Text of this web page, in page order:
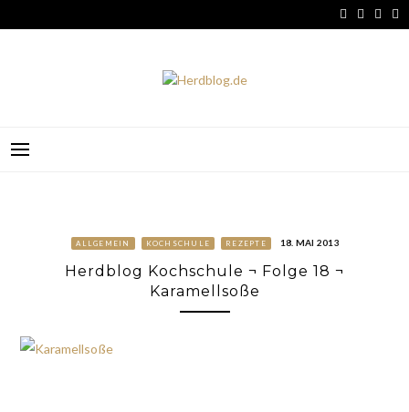
to
ALLGEMEIN KOCHSCHULE REZEPTE 18. MAI 2013
Herdblog Kochschule ¬ Folge 18 ¬
Karamellsoße